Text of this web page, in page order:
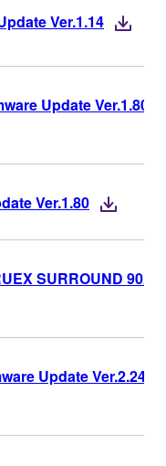
Ver.1.14
Update Ver.1.80
Ver.1.80
SURROUND 90A
Update Ver.2.24